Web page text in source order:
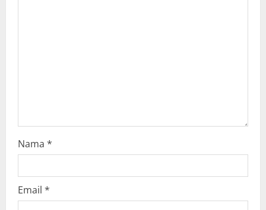
Nama *
Email *